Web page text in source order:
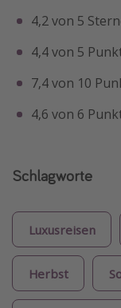
4,2 von 5
4,4 von 5
7,4 von 10
4,6 von 6
Schlagworte
Luxusreisen
Herbst